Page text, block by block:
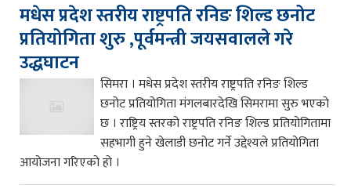
मधेस प्रदेश स्तरीय राष्ट्रपति रनिङ शिल्ड छनोट
प्रतियोगिता शुरु ,पूर्वमन्त्री जयसवालले गरे
उद्धघाटन
सिमरा । मधेस प्रदेश स्तरीय राष्ट्रपति रनिङ शिल्ड
छनोट प्रतियोगिता मंगलबारदेखि सिमरामा सुरु भएको
छ । राष्ट्रिय स्तरको राष्ट्रपति रनिङ शिल्ड प्रतियोगितामा
सहभागी हुने खेलाडी छनोट गर्ने उद्देश्यले प्रतियोगिता
आयोजना गरिएको हो ।